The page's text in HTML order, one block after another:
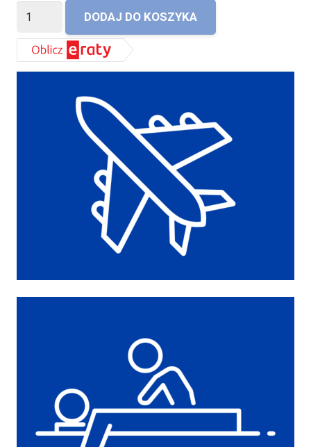
ilość
Termoregulacyjna
kołdra
Curem
DODAJ DO KOSZYKA